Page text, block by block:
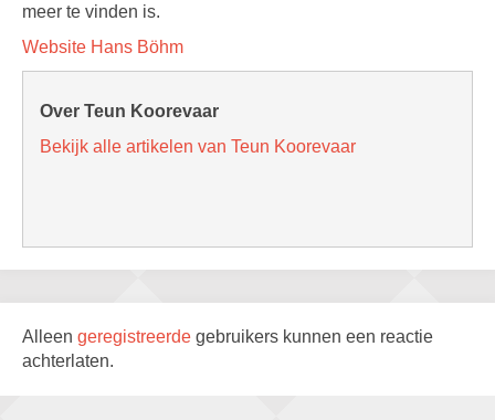
meer te vinden is.
Website Hans Böhm
Over Teun Koorevaar
Bekijk alle artikelen van Teun Koorevaar
Alleen geregistreerde gebruikers kunnen een reactie
achterlaten.